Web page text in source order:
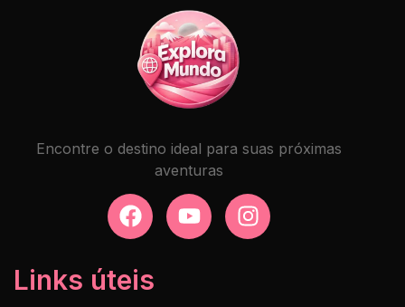
Encontre o destino ideal para suas próximas
aventuras
Links úteis